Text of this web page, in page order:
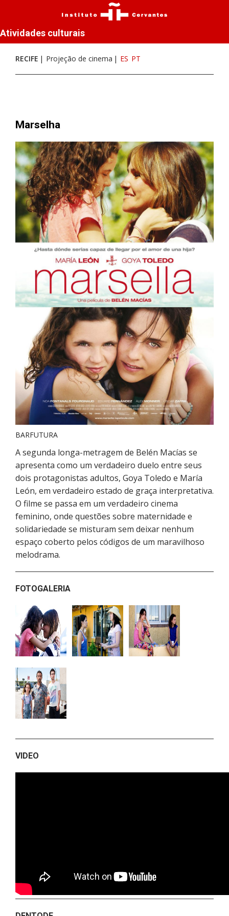
Atividades culturais
RECIFE Projeção de cinema ES PT
Marselha
BARFUTURA
A segunda longa-metragem de Belén Macías se
apresenta como um verdadeiro duelo entre seus
dois protagonistas adultos, Goya Toledo e María
León, em verdadeiro estado de graça interpretativa.
O filme se passa em um verdadeiro cinema
feminino, onde questões sobre maternidade e
solidariedade se misturam sem deixar nenhum
espaço coberto pelos códigos de um maravilhoso
melodrama.
FOTOGALERIA
VIDEO